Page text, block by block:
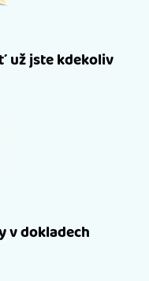
už jste kdekoliv
v dokladech